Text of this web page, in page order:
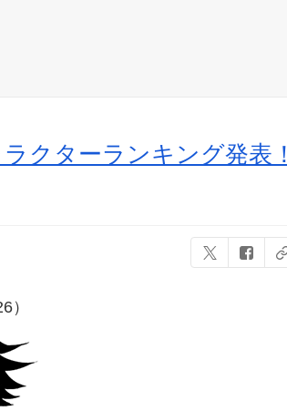
クターランキング発表！
）